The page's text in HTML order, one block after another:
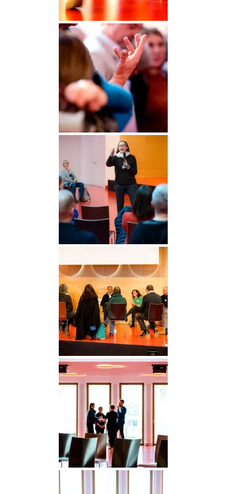
DGGO_23_298
DGGO_23_142
DGGO_23_322
DGGO_23_327